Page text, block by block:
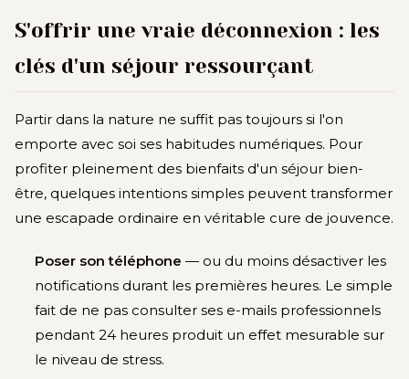
S'offrir une vraie déconnexion : les
clés d'un séjour ressourçant
Partir dans la nature ne suffit pas toujours si l'on
emporte avec soi ses habitudes numériques. Pour
profiter pleinement des bienfaits d'un séjour bien-
être, quelques intentions simples peuvent transformer
une escapade ordinaire en véritable cure de jouvence.
Poser son téléphone — ou du moins désactiver les
notifications durant les premières heures. Le simple
fait de ne pas consulter ses e-mails professionnels
pendant 24 heures produit un effet mesurable sur
le niveau de stress.